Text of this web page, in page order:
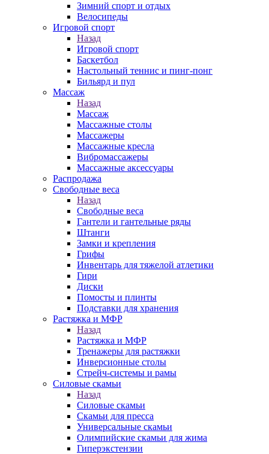
Зимний спорт и отдых
Велосипеды
Игровой спорт
Назад
Игровой спорт
Баскетбол
Настольный теннис и пинг-понг
Бильярд и пул
Массаж
Назад
Массаж
Массажные столы
Массажеры
Массажные кресла
Вибромассажеры
Массажные аксессуары
Распродажа
Свободные веса
Назад
Свободные веса
Гантели и гантельные ряды
Штанги
Замки и крепления
Грифы
Инвентарь для тяжелой атлетики
Гири
Диски
Помосты и плинты
Подставки для хранения
Растяжка и МФР
Назад
Растяжка и МФР
Тренажеры для растяжки
Инверсионные столы
Стрейч-системы и рамы
Силовые скамьи
Назад
Силовые скамьи
Скамьи для пресса
Универсальные скамьи
Олимпийские скамьи для жима
Гиперэкстензии